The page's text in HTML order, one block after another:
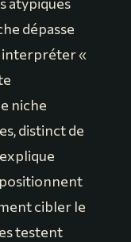
dépasse
interpréter «
niche
distinct de
cibler le
testent